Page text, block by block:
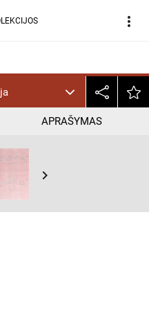
more_vert
APRAŠYMAS
keyboard_arrow_right